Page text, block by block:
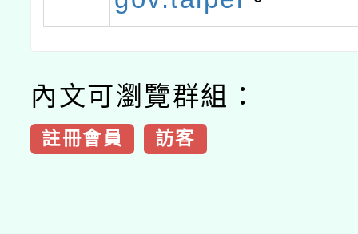
內文可瀏覽群組：
註冊會員 訪客